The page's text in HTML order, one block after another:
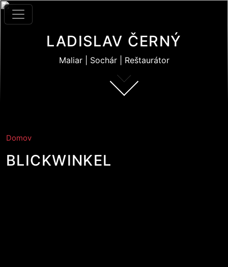
Skočiť na hlavný obsah
LADISLAV ČERNÝ
Maliar | Sochár | Reštaurátor
Domov
BLICKWINKEL